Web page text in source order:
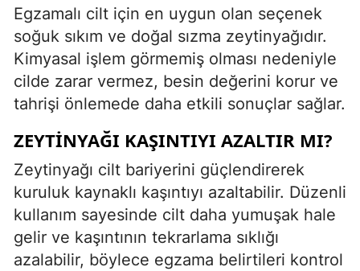
Egzamalı cilt için en uygun olan seçenek
soğuk sıkım ve doğal sızma zeytinyağıdır.
Kimyasal işlem görmemiş olması nedeniyle
cilde zarar vermez, besin değerini korur ve
tahrişi önlemede daha etkili sonuçlar sağlar.
ZEYTINYAĞI KAŞINTIYI AZALTIR MI?
Zeytinyağı cilt bariyerini güçlendirerek
kuruluk kaynaklı kaşıntıyı azaltabilir. Düzenli
kullanım sayesinde cilt daha yumuşak hale
gelir ve kaşıntının tekrarlama sıklığı
azalabilir, böylece egzama belirtileri kontrol